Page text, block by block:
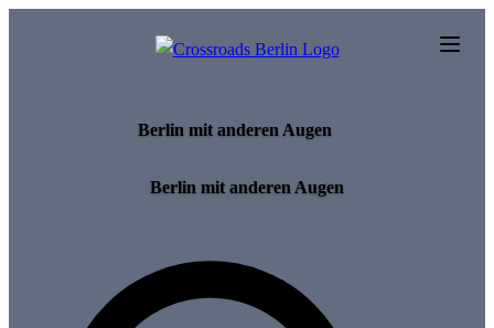
Berlin mit anderen Augen
Berlin mit anderen Augen